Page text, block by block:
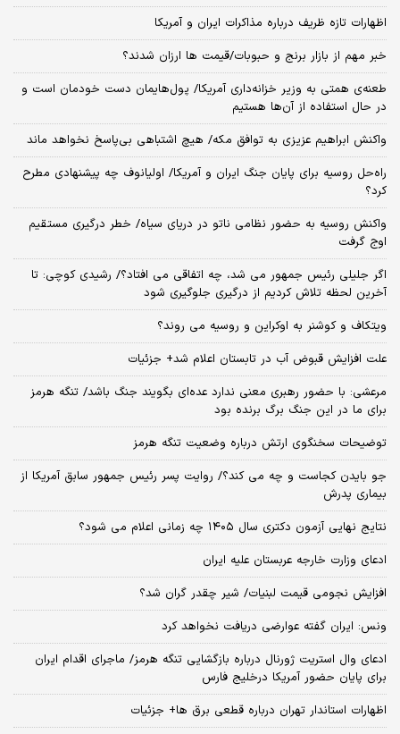
اظهارات تازه ظریف درباره مذاکرات ایران و آمریکا
خبر مهم از بازار برنج و حبوبات/قیمت ها ارزان شدند؟
طعنه‌ی‌ همتی به وزیر خزانه‌داری آمریکا/ پول‌هایمان دست خودمان است و
در حال استفاده از آن‌ها هستیم
واکنش ابراهیم عزیزی به توافق مکه/ هیچ اشتباهی بی‌پاسخ نخواهد ماند
راه‌حل روسیه برای پایان جنگ ایران و آمریکا/ اولیانوف چه پیشنهادی مطرح
کرد؟
واکنش روسیه به حضور نظامی ناتو در دریای سیاه/ خطر درگیری مستقیم
اوج گرفت
اگر جلیلی رئیس جمهور می شد، چه اتفاقی می افتاد؟/ رشیدی کوچی: تا
آخرین لحظه تلاش کردیم از درگیری جلوگیری شود
ویتکاف و کوشنر به اوکراین و روسیه می روند؟
علت افزایش قبوض آب در تابستان اعلام شد+ جزئیات
مرعشی: با حضور رهبری معنی ندارد عده‌ای بگویند جنگ باشد/ تنگه هرمز
برای ما در این جنگ برگ برنده بود
توضیحات سخنگوی ارتش درباره وضعیت تنگه هرمز
جو بایدن کجاست و چه می کند؟/ روایت پسر رئیس جمهور سابق آمریکا از
بیماری پدرش
نتایج نهایی آزمون دکتری سال ۱۴۰۵ چه زمانی اعلام می شود؟
ادعای وزارت خارجه عربستان علیه ایران
افزایش نجومی قیمت لبنیات/ شیر چقدر گران شد؟
ونس: ایران گفته عوارضی دریافت نخواهد کرد
ادعای وال استریت ژورنال درباره بازگشایی تنگه هرمز/ ماجرای اقدام ایران
برای پایان حضور آمریکا درخلیج فارس
اظهارات استاندار تهران درباره قطعی برق ها+ جزئیات